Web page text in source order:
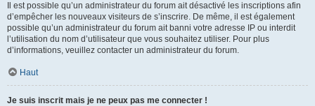
Il est possible qu’un administrateur du forum ait désactivé les inscriptions afin
d’empêcher les nouveaux visiteurs de s’inscrire. De même, il est également
possible qu’un administrateur du forum ait banni votre adresse IP ou interdit
l’utilisation du nom d’utilisateur que vous souhaitez utiliser. Pour plus
d’informations, veuillez contacter un administrateur du forum.
Haut
Je suis inscrit mais je ne peux pas me connecter !